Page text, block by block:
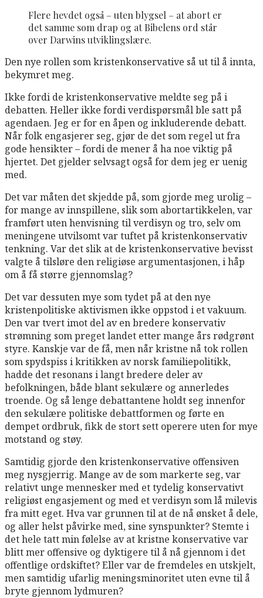
Flere hevdet også – uten blygsel – at abort er
det samme som drap og at Bibelens ord står
over Darwins utviklingslære.
Den nye rollen som kristenkonservative så ut til å innta,
bekymret meg.
Ikke fordi de kristenkonservative meldte seg på i
debatten. Heller ikke fordi verdispørsmål ble satt på
agendaen. Jeg er for en åpen og inkluderende debatt.
Når folk engasjerer seg, gjør de det som regel ut fra
gode hensikter – fordi de mener å ha noe viktig på
hjertet. Det gjelder selvsagt også for dem jeg er uenig
med.
Det var måten det skjedde på, som gjorde meg urolig –
for mange av innspillene, slik som abortartikkelen, var
framført uten henvisning til verdisyn og tro, selv om
meningene utvilsomt var tuftet på kristenkonservativ
tenkning. Var det slik at de kristenkonservative bevisst
valgte å tilsløre den religiøse argumentasjonen, i håp
om å få større gjennomslag?
Det var dessuten mye som tydet på at den nye
kristenpolitiske aktivismen ikke oppstod i et vakuum.
Den var tvert imot del av en bredere konservativ
strømning som preget landet etter mange års rødgrønt
styre. Kanskje var de få, men når kristne nå tok rollen
som spydspiss i kritikken av norsk familiepolitikk,
hadde det resonans i langt bredere deler av
befolkningen, både blant sekulære og annerledes
troende. Og så lenge debattantene holdt seg innenfor
den sekulære politiske debattformen og førte en
dempet ordbruk, fikk de stort sett operere uten for mye
motstand og støy.
Samtidig gjorde den kristenkonservative offensiven
meg nysgjerrig. Mange av de som markerte seg, var
relativt unge mennesker med et tydelig konservativt
religiøst engasjement og med et verdisyn som lå milevis
fra mitt eget. Hva var grunnen til at de nå ønsket å dele,
og aller helst påvirke med, sine synspunkter? Stemte i
det hele tatt min følelse av at kristne konservative var
blitt mer offensive og dyktigere til å nå gjennom i det
offentlige ordskiftet? Eller var de fremdeles en utskjelt,
men samtidig ufarlig meningsminoritet uten evne til å
bryte gjennom lydmuren?